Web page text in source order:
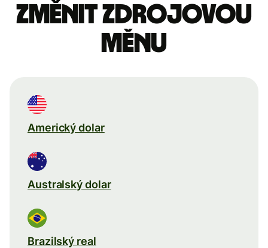
Změnit zdrojovou
měnu
Americký dolar
Australský dolar
Brazilský real